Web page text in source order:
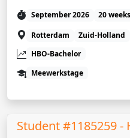
September 2026 20 weeks
Rotterdam
Zuid-Holland
HBO-Bachelor
Meewerkstage
Student #1185259 -